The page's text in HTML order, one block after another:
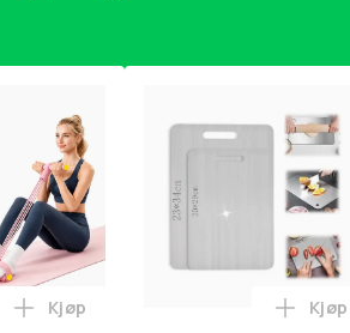
Legg Magetrener, 6-rørs fotpedal
Kjøp Kjøp